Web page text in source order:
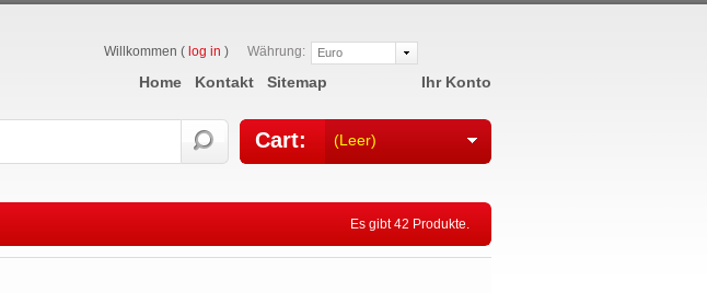
Euro
Währung:
Home Kontakt Sitemap
Willkommen ( log in )
Ihr Konto
Cart: (Leer)
Es gibt 42 Produkte.